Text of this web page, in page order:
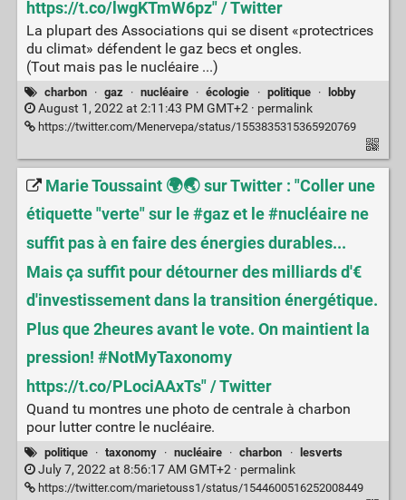
https://t.co/lwgKTmW6pz" / Twitter
La plupart des Associations qui se disent «protectrices
du climat» défendent le gaz becs et ongles.
(Tout mais pas le nucléaire ...)
charbon · gaz · nucléaire · écologie · politique · lobby
August 1, 2022 at 2:11:43 PM GMT+2 · permalink
https://twitter.com/Menervepa/status/1553835315365920769
Marie Toussaint 🌍🌏 sur Twitter : "Coller une
étiquette "verte" sur le #gaz et le #nucléaire ne
suffit pas à en faire des énergies durables...
Mais ça suffit pour détourner des milliards d'€
d'investissement dans la transition énergétique.
Plus que 2heures avant le vote. On maintient la
pression! #NotMyTaxonomy
https://t.co/PLociAAxTs" / Twitter
Quand tu montres une photo de centrale à charbon
pour lutter contre le nucléaire.
politique · taxonomy · nucléaire · charbon · lesverts
July 7, 2022 at 8:56:17 AM GMT+2 · permalink
https://twitter.com/marietouss1/status/1544600516252008449